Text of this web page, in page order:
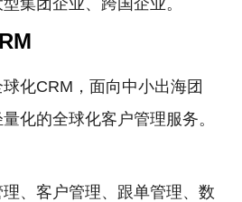
集团企业、跨国企业。
化CRM，面向中小出海团
化的全球化客户管理服务。
、客户管理、跟单管理、数